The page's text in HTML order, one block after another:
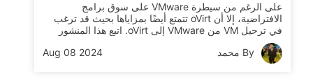
على الرغم من سيطرة VMware على سوق برامج
الافتراضية، إلا أن oVirt تتمتع أيضًا بمزاياها بحيث قد ترغب
في ترحيل VM من VMware إلى oVirt. اتبع هذا المنشور
لأداء هجرة VM سلسة.
By محمد
Aug 08 2024